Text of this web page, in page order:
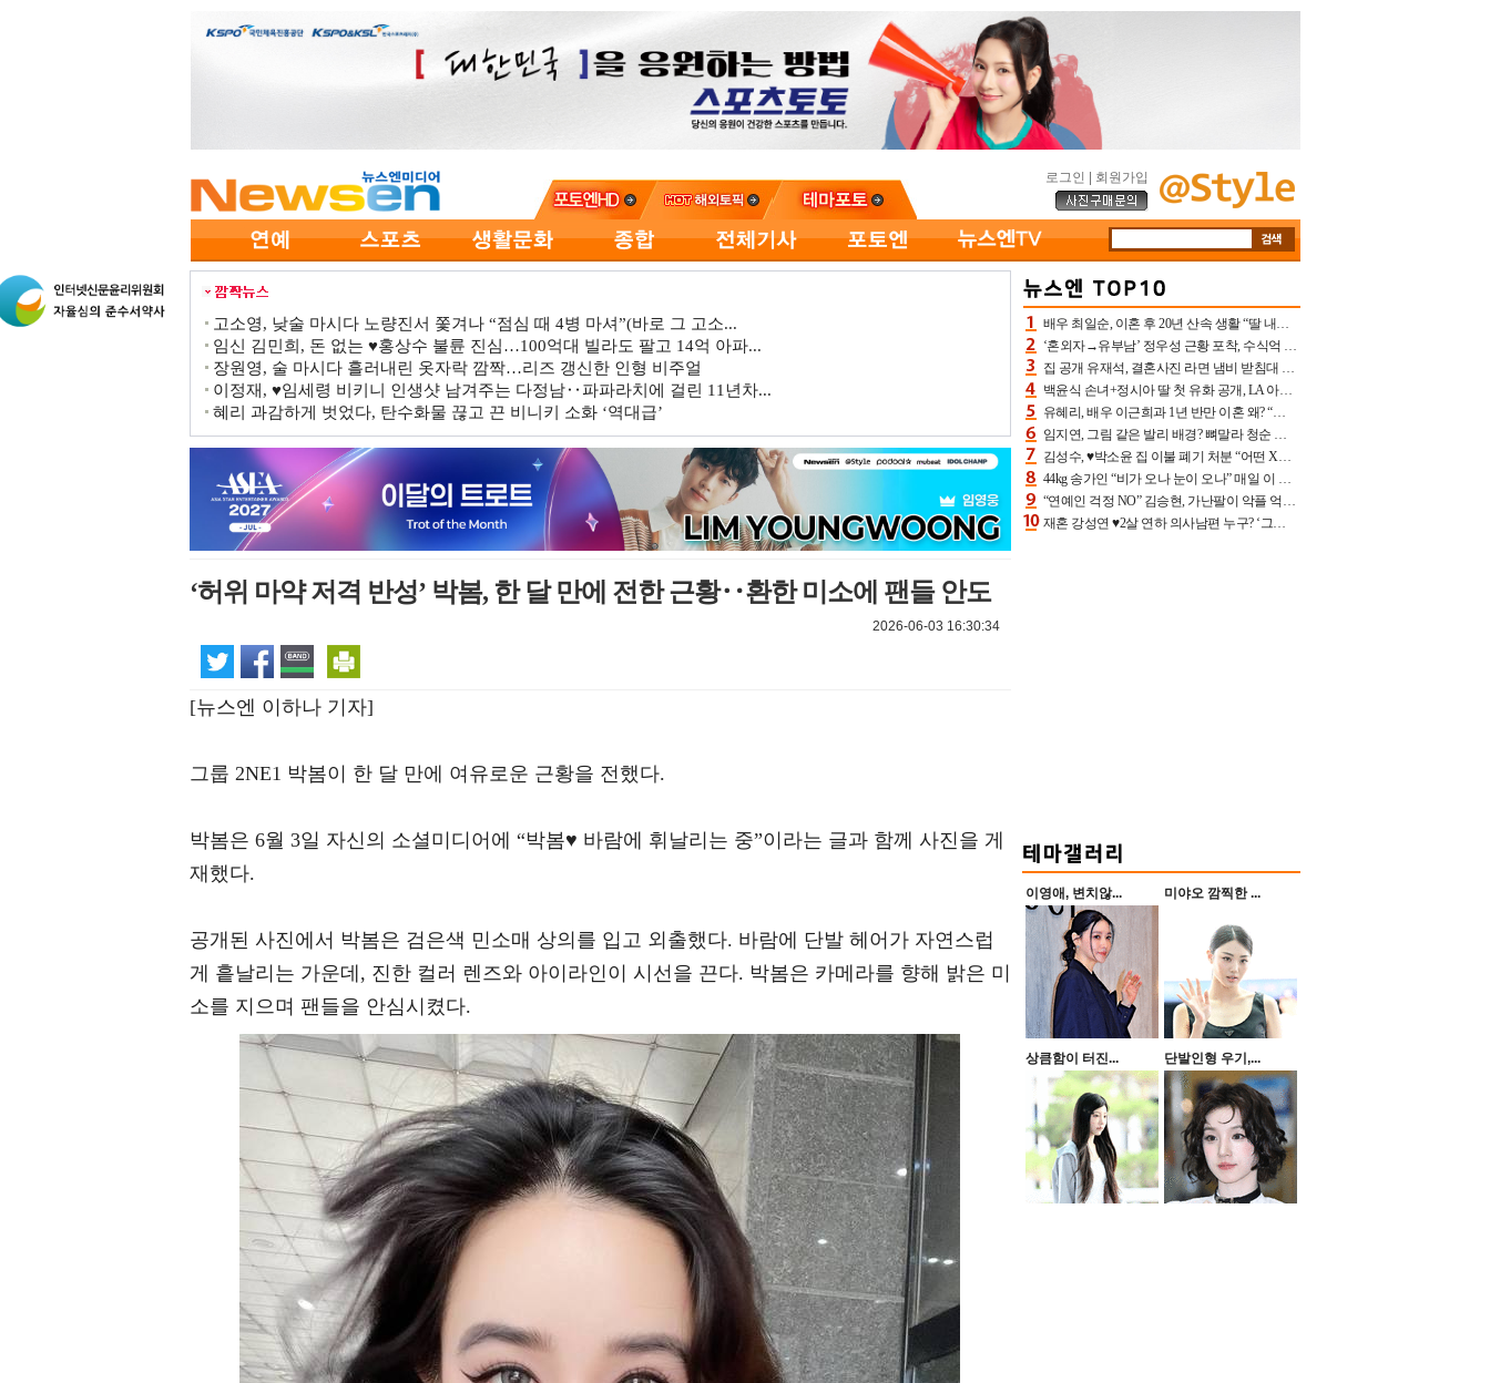
로그인 회원가입
고소영, 낮술 마시다 노량진서 쫓겨나 “점심 때 4병 마셔”(바로 그 고소...
임신 김민희, 돈 없는 ♥홍상수 불륜 진심…100억대 빌라도 팔고 14억 아파...
장원영, 술 마시다 흘러내린 옷자락 깜짝…리즈 갱신한 인형 비주얼
이정재, ♥임세령 비키니 인생샷 남겨주는 다정남‥파파라치에 걸린 11년차...
혜리 과감하게 벗었다, 탄수화물 끊고 끈 비니키 소화 ‘역대급’
‘허위 마약 저격 반성’ 박봄, 한 달 만에 전한 근황‥환한 미소에 팬들 안도
2026-06-03 16:30:34
[뉴스엔 이하나 기자]
그룹 2NE1 박봄이 한 달 만에 여유로운 근황을 전했다.
박봄은 6월 3일 자신의 소셜미디어에 “박봄♥ 바람에 휘날리는 중”이라는 글과 함께 사진을 게
재했다.
공개된 사진에서 박봄은 검은색 민소매 상의를 입고 외출했다. 바람에 단발 헤어가 자연스럽
게 흩날리는 가운데, 진한 컬러 렌즈와 아이라인이 시선을 끈다. 박봄은 카메라를 향해 밝은 미
소를 지으며 팬들을 안심시켰다.
배우 최일순, 이혼 후 20년 산속 생활 “딸 내가 버렸다고 원망‥맘 아파”(특종)[어제TV]
‘혼외자→유부남’ 정우성 근황 포착, 수식억 해킹 피해 후배 만났다 “존경하는”
집 공개 유재석, 결혼사진 라면 냄비 받침대 되고 분노‥가족사진도 피해(놀뭐)[어제TV]
백윤식 손녀+정시아 딸 첫 유화 공개, LA 아트쇼→서울국제조각페스타 작가다운 수준급 실력
유혜리, 배우 이근희과 1년 반만 이혼 왜? “식칼 꽂고 의자 던져” 충격 폭로(특종)[어제TV]
임지연, 그림 같은 발리 배경? 뼈말라 청순 비키니 핏에 상대 안 되네
김성수, ♥박소윤 집 이불 폐기 처분 “어떤 X이랑 썼을지 몰라” 질투(신랑수업2)[어제TV]
44kg 송가인 “비가 오나 눈이 오나” 매일 이 운동, 허벅지 근육량 상승+체지방 감소
“연예인 걱정 NO” 김승현, 가난팔이 악플 억울할만‥아내+딸과 日 여행
재혼 강성연 ♥2살 연하 의사남편 누구? ‘그알’ 자문의에 훈남 비주얼 초엘리트 스펙 [종합]
이영애, 변치않... 미야오 깜찍한 ...
상큼함이 터진... 단발인형 우기,...